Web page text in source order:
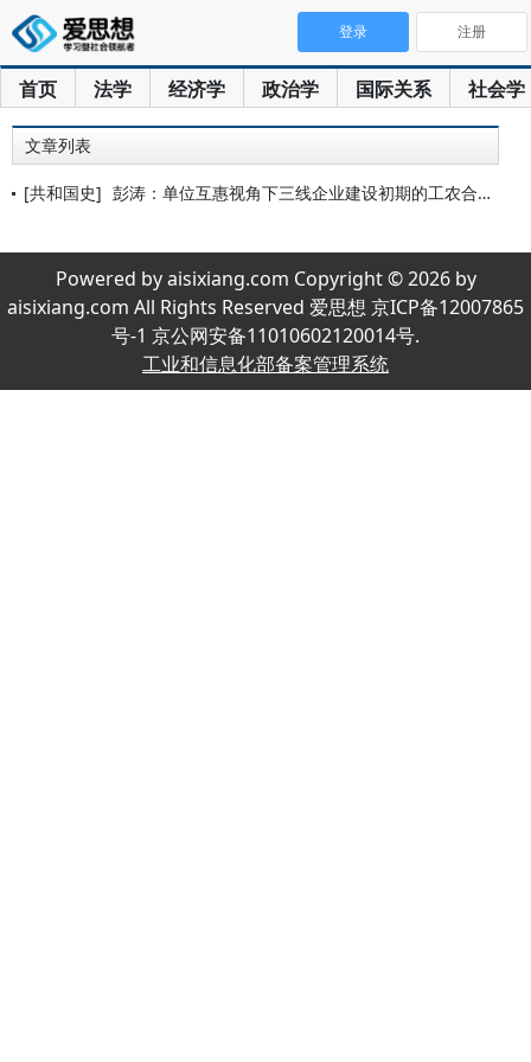
首页 法学 经济学 政治学 国际关系 社会学
登录 注册
文章列表
[共和国史] 彭涛：单位互惠视角下三线企业建设初期的工农合作——以黔东南德
Powered by aisixiang.com Copyright © 2026 by
aisixiang.com All Rights Reserved 爱思想 京ICP备12007865
号-1 京公网安备11010602120014号.
工业和信息化部备案管理系统